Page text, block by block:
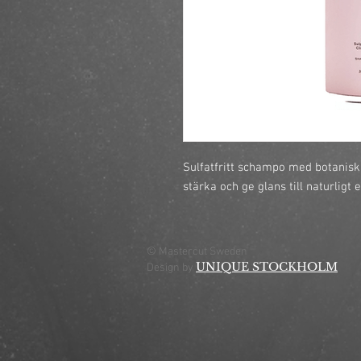
Sulfatfritt schampo med
stärka och ge glans till naturligt
© Mastercut Sweden
Design by UNIQUE STOCKHOLM